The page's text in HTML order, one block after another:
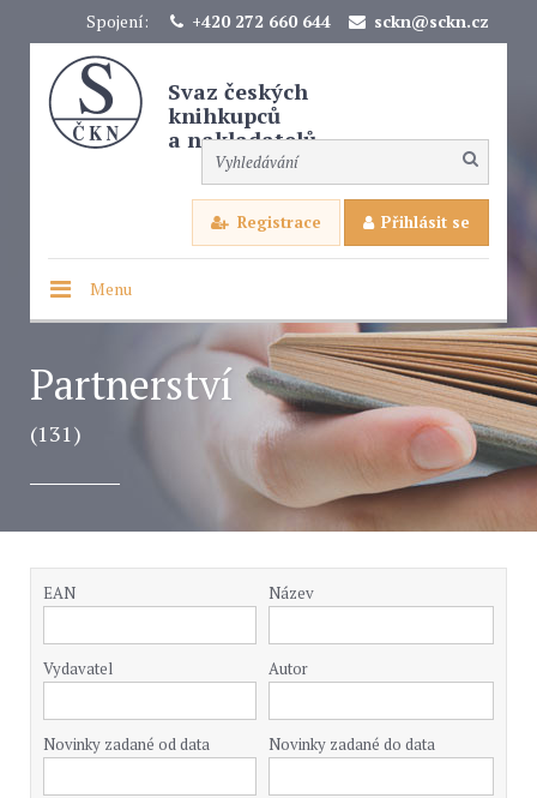
Spojení: +420 272 660 644 sckn@sckn.cz
Svaz českých
knihkupců
a nakladatelů
Registrace Přihlásit se
Menu
Partnerství
(131)
EAN Název
Vydavatel Autor
Novinky zadané od data Novinky zadané do data